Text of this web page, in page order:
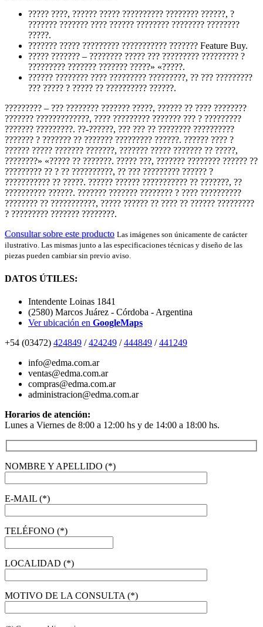
????? ????, ?????? ????? ?????????? ???????? ??????, ?
??????? ??????? ???? ?????? ???????? ???????? ????????
?????.
??????? ????? ????????? ??????????? ??????? Feature Buy.
????? ??????? – ???????? ????? ??? ????????? ????????? ?
????????? ??????? ??????? ?????» «?????.
?????? ???????? ???? ????????? ?????????, ?? ??? ?????????
??? ????? ? ????? ?? ?????????? ??????.
????????? – ??? ???????? ??????? ?????, ?????? ?? ???? ????????
??????? ?????????????, ???? ????????? ??????? ??? ? ?????????
??????? ?????????. ??-??????, ??? ??? ?? ???????? ??????????
??????? ? ??????? ?? ??????? ????????? ??????. ?????? ???? ?
?????? ????? ??????? ???????, ??????? ????? ??????? ?? ?????,
????????» «????? ?? ???????. ????? ???, ??????? ???????? ?????? ??
????????? ?? ? ?? ??????????, ?? ??? ????????? ?????? ?
??????????? ?? ?????. ?????? ?????? ??????????? ?? ???????, ??
?????????? ??????. ??????? ??????? ???????? ? ???? ??????????
???????? ?? ???????????, ????? ?????? ?? ???? ?? ?????? ?????????
? ????????? ??????? ????????.
Consultar sobre este producto Las imágenes son únicamente de carácter
ilustrativo. Las mismas junto a las especificaciones técnicas y diseño de las
piezas pueden cambiar sin previo aviso.
DATOS ÚTILES:
Intendente Loinas 1841
(2580) Marcos Juárez - Córdoba - Argentina
Ver ubicación en GoogleMaps
+54 (03472) 424849 /424249 /444849 /441249
info@edma.com.ar
ventas@edma.com.ar
compras@edma.com.ar
administracion@edma.com.ar
Horarios de atención:
Lunes a Viernes de 8:00 a 12:00 hs y de 14:00 a 18:00 hs.
NOMBRE Y APELLIDO (*)
E-MAIL (*)
TELÉFONO (*)
LOCALIDAD (*)
MOTIVO DE LA CONSULTA (*)